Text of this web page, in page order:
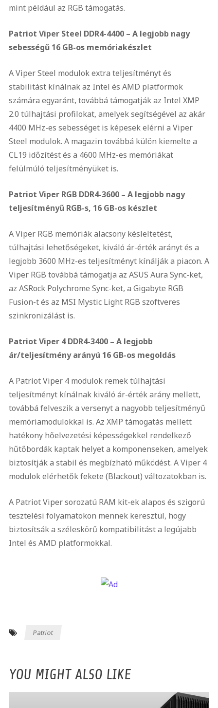
mint például az RGB támogatás.
Patriot Viper Steel DDR4-4400 – A legjobb nagy
sebességű 16 GB-os memóriakészlet
A Viper Steel modulok extra teljesítményt és
stabilitást kínálnak az Intel és AMD platformok
számára egyaránt, továbbá támogatják az Intel XMP
2.0 túlhajtási profilokat, amelyek segítségével az akár
4400 MHz-es sebességet is képesek elérni a Viper
Steel modulok. A magazin továbbá külön kiemelte a
CL19 időzítést és a 4600 MHz-es memóriákat
felülmúló teljesítményüket is.
Patriot Viper RGB DDR4-3600 – A legjobb nagy
teljesítményű RGB-s, 16 GB-os készlet
A Viper RGB memóriák alacsony késleltetést,
túlhajtási lehetőségeket, kiváló ár-érték arányt és a
legjobb 3600 MHz-es teljesítményt kínálják a piacon. A
Viper RGB továbbá támogatja az ASUS Aura Sync-ket,
az ASRock Polychrome Sync-ket, a Gigabyte RGB
Fusion-t és az MSI Mystic Light RGB szoftveres
szinkronizálást is.
Patriot Viper 4 DDR4-3400 – A legjobb
ár/teljesítmény arányú 16 GB-os megoldás
A Patriot Viper 4 modulok remek túlhajtási
teljesítményt kínálnak kiváló ár-érték arány mellett,
továbbá felveszik a versenyt a nagyobb teljesítményű
memóriamodulokkal is. Az XMP támogatás mellett
hatékony hőelvezetési képességekkel rendelkező
hűtőbordák kaptak helyet a komponenseken, amelyek
biztosítják a stabil és megbízható működést. A Viper 4
modulok elérhetők fekete (Blackout) változatokban is.
A Patriot Viper sorozatú RAM kit-ek alapos és szigorú
tesztelési folyamatokon mennek keresztül, hogy
biztosítsák a széleskörű kompatibilitást a legújabb
Intel és AMD platformokkal.
Patriot
YOU MIGHT ALSO LIKE